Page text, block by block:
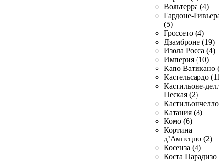
Вольтерра (4)
Гардоне-
(5)
Гроссето (4)
Дзамброне (19)
Изола Росса (4)
Империя (10)
Капо Ватикано
Кастельсардо
Кастильоне-
Пеская (2)
Катания (8)
Комо (6)
Кортина
д’Ампеццо (2)
Косенза (4)
Коста Парадизо